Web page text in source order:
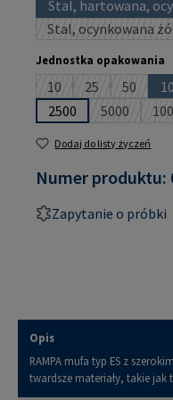
Stal, hartowana,
(Ta
Stal, ocynkowana
(Ta opcja
Wybierz
Jednostka opakowania
10(Ta opcja jest
25(Ta opcja jest
50(Ta
2500 5000(Ta opcja
Dodaj do listy życzeń
Numer produktu:
Zapytanie o próbki
Opis
RAMPA mufa typ ES z
twardsze materiały, takie